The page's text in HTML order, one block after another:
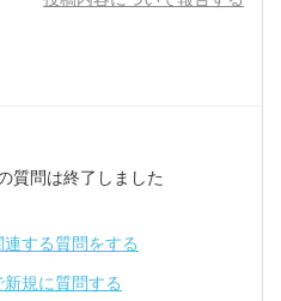
質問は終了しました
する質問をする
規に質問する